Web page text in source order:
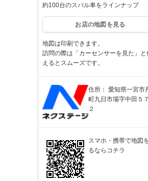
約100台のスバル車をラインナップ
お店の地図を見る
地図は印刷できます。
訪問の際は「カーセンサーを見た」と
えるとスムーズです。
住所： 愛知県一宮市
町九日市場字中田５
２
スマホ・携帯で地図
るならコチラ